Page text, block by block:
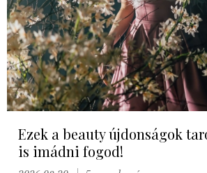
Ezek a beauty újdonságok
is imádni fogod!